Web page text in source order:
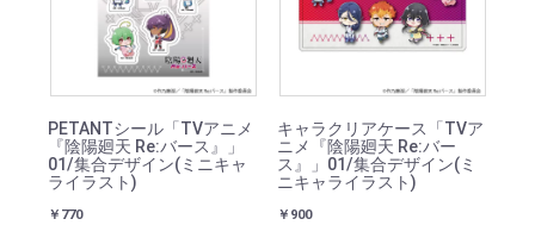
PETANTシール「TVアニメ
『陰陽廻天 Re:バース』」
01/集合デザイン(ミニキャ
ライラスト)
￥770
キャラクリアケース「TVア
ニメ『陰陽廻天 Re:バー
ス』」01/集合デザイン(ミ
ニキャライラスト)
￥900